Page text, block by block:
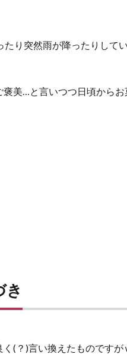
り突然雨が降ったりしてい
美…と言いつつ日頃から
き
(？)言い換えたものですが